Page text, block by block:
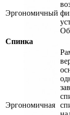
Эргономичный
Спинка
Эргономичная